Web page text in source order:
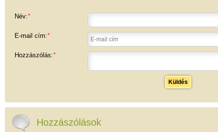
Név:*
E-mail cím:*
Hozzászólás:*
Küldés
Hozzászólások